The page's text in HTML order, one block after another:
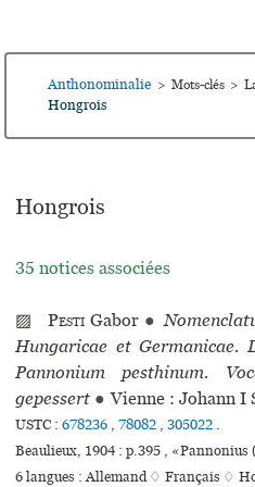
Anthonominalie > Mots-clés >
Hongrois
Hongrois
35 notices associées
▨ Pesti Gabor ●
Hungaricae et Germanicae.
Pannonium pesthinum.
gepessert ● Vienne : Johann I
USTC : 678236 , 78082 , 305022 .
Beaulieux, 1904 : p.395 ,
6 langues :Allemand ♢ Français ♢